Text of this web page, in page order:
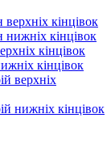
кінцівок
нижніх кінцівок
кінцівок
кінцівок
верхніх
нижніх кінцівок